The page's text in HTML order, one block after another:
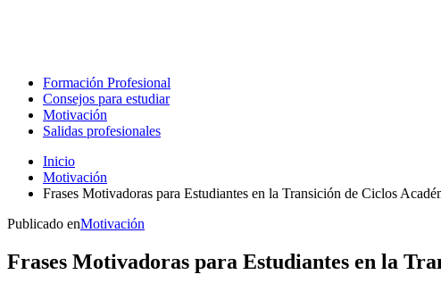
Formación Profesional
Consejos para estudiar
Motivación
Salidas profesionales
Inicio
Motivación
Frases Motivadoras para Estudiantes en la Transición de Ciclos
Publicado enMotivación
Frases Motivadoras para Estudiantes en la